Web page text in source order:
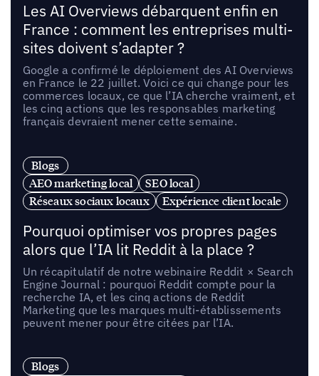
Les AI Overviews débarquent enfin en
France : comment les entreprises multi-
sites doivent s’adapter ?
Google a confirmé le déploiement des AI Overviews
en France le 22 juillet. Voici ce qui change pour les
commerces locaux, ce que l’IA cherche vraiment, et
les cinq actions que les responsables marketing
français devraient mener cette semaine.
Blogs
AEO marketing local
SEO local
Réseaux sociaux locaux
Expérience client locale
Pourquoi optimiser vos propres pages
alors que l’IA lit Reddit à la place ?
Un récapitulatif de notre webinaire Reddit × Search
Engine Journal : pourquoi Reddit compte pour la
recherche IA, et les cinq actions de Reddit
Marketing que les marques multi-établissements
peuvent mener pour être citées par l’IA.
Blogs